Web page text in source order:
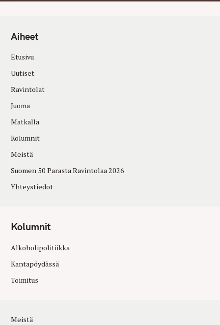
Aiheet
Etusivu
Uutiset
Ravintolat
Juoma
Matkalla
Kolumnit
Meistä
Suomen 50 Parasta Ravintolaa 2026
Yhteystiedot
Kolumnit
Alkoholipolitiikka
Kantapöydässä
Toimitus
Meistä